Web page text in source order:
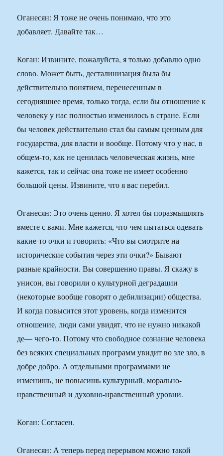
Оганесян: Я тоже не очень понимаю, что это
добавляет. Давайте так…
Коган: Извините, пожалуйста, я только добавлю одно
слово. Может быть, десталинизация была бы
действительно понятием, перенесенным в
сегодняшнее время, только тогда, если бы отношение к
человеку у нас полностью изменилось в стране. Если
бы человек действительно стал бы самым ценным для
государства, для власти и вообще. Потому что у нас, в
общем-то, как не ценилась человеческая жизнь, мне
кажется, так и сейчас она тоже не имеет особенно
большой цены. Извините, что я вас перебил.
Оганесян: Это очень ценно. Я хотел бы поразмышлять
вместе с вами. Мне кажется, что чем пытаться одевать
какие-то очки и говорить: «Что вы смотрите на
исторические события через эти очки?» Бывают
разные крайности. Вы совершенно правы. Я скажу в
унисон, вы говорили о культурной деградации
(некоторые вообще говорят о дебилизации) общества.
И когда повысится этот уровень, когда изменится
отношение, люди сами увидят, что не нужно никакой
де— чего-то. Потому что свободное сознание человека
без всяких специальных программ увидит во зле зло, в
добре добро. А отдельными программами не
изменишь, не повысишь культурный, морально-
нравственный и духовно-нравственный уровни.
Коган: Согласен.
Оганесян: А теперь перед перерывом можно такой